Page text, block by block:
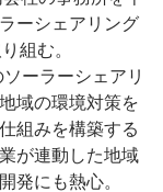
ーシェアリング
組む。
ーラーシェアリ
域の環境対策を
組みを構築する
が連動した地域
発にも熱心。